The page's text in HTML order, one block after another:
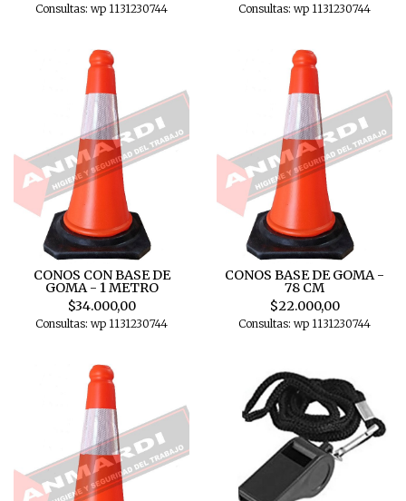
Consultas: wp 1131230744 Consultas: wp 1131230744
CONOS CON BASE DE
GOMA - 1 METRO
$34.000,00
Consultas: wp 1131230744
CONOS BASE DE GOMA -
78 CM
$22.000,00
Consultas: wp 1131230744